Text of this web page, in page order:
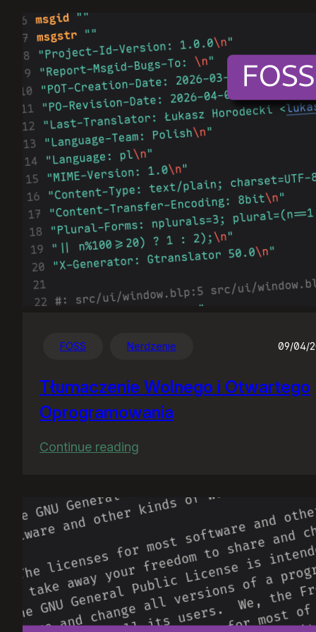
FOSS Nerdzenie 09/04/
Tłumaczenie Wolnego i Otwartego
Oprogramowania
Continue reading
i
Otwartego
Oprogramowania